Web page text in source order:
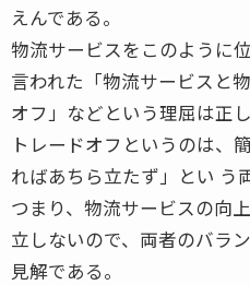
えんである。
物流サービスをこのように
言われた「物流サービスと
オフ」などという理屈は正
トレードオフというのは、
ればあちら立たず」とい う
つまり、物流サービスの向
立しないので、両者のバラ
見解である。